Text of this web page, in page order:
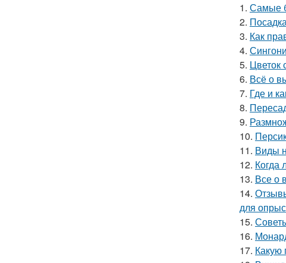
1. Самые
2.
3. Как
4.
5. Цветок
6. Всё о
7. Где и
8.
9.
10.
11. Виды
12. Когда
13. Все о
14.
для
15.
16.
17. Какую